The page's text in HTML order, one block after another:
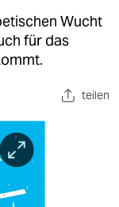
Wucht
für das
teilen